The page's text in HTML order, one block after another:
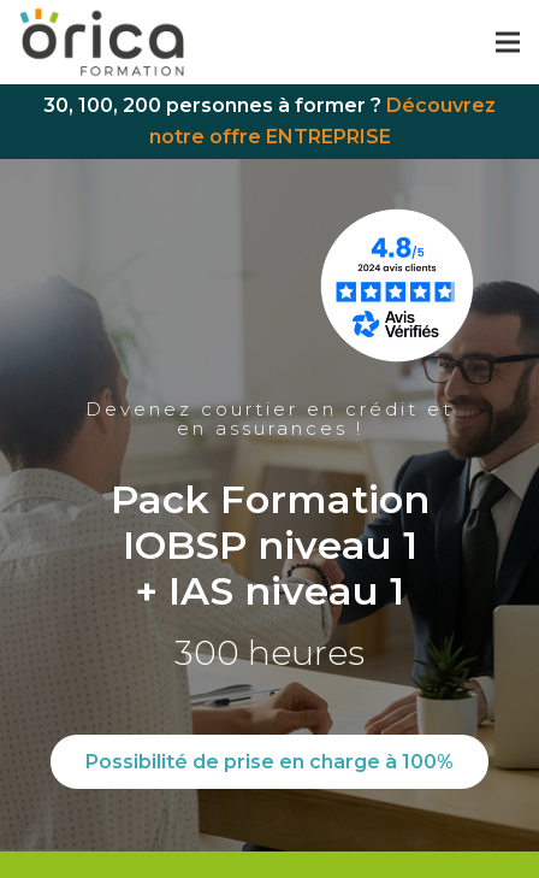
30, 100, 200 personnes à former ? Découvrez
notre offre ENTREPRISE
Devenez courtier en crédit et
en assurances !
Pack Formation
IOBSP niveau 1
+ IAS niveau 1
300 heures
Possibilité de prise en charge à 100%